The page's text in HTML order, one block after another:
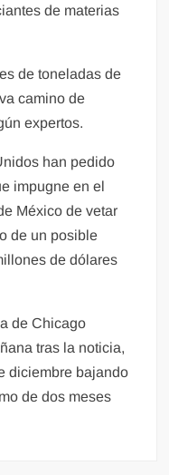
de materias
de toneladas de
camino de
expertos.
han pedido
impugne en el
México de vetar
de un posible
de dólares
de Chicago
tras la noticia,
diciembre bajando
de dos meses